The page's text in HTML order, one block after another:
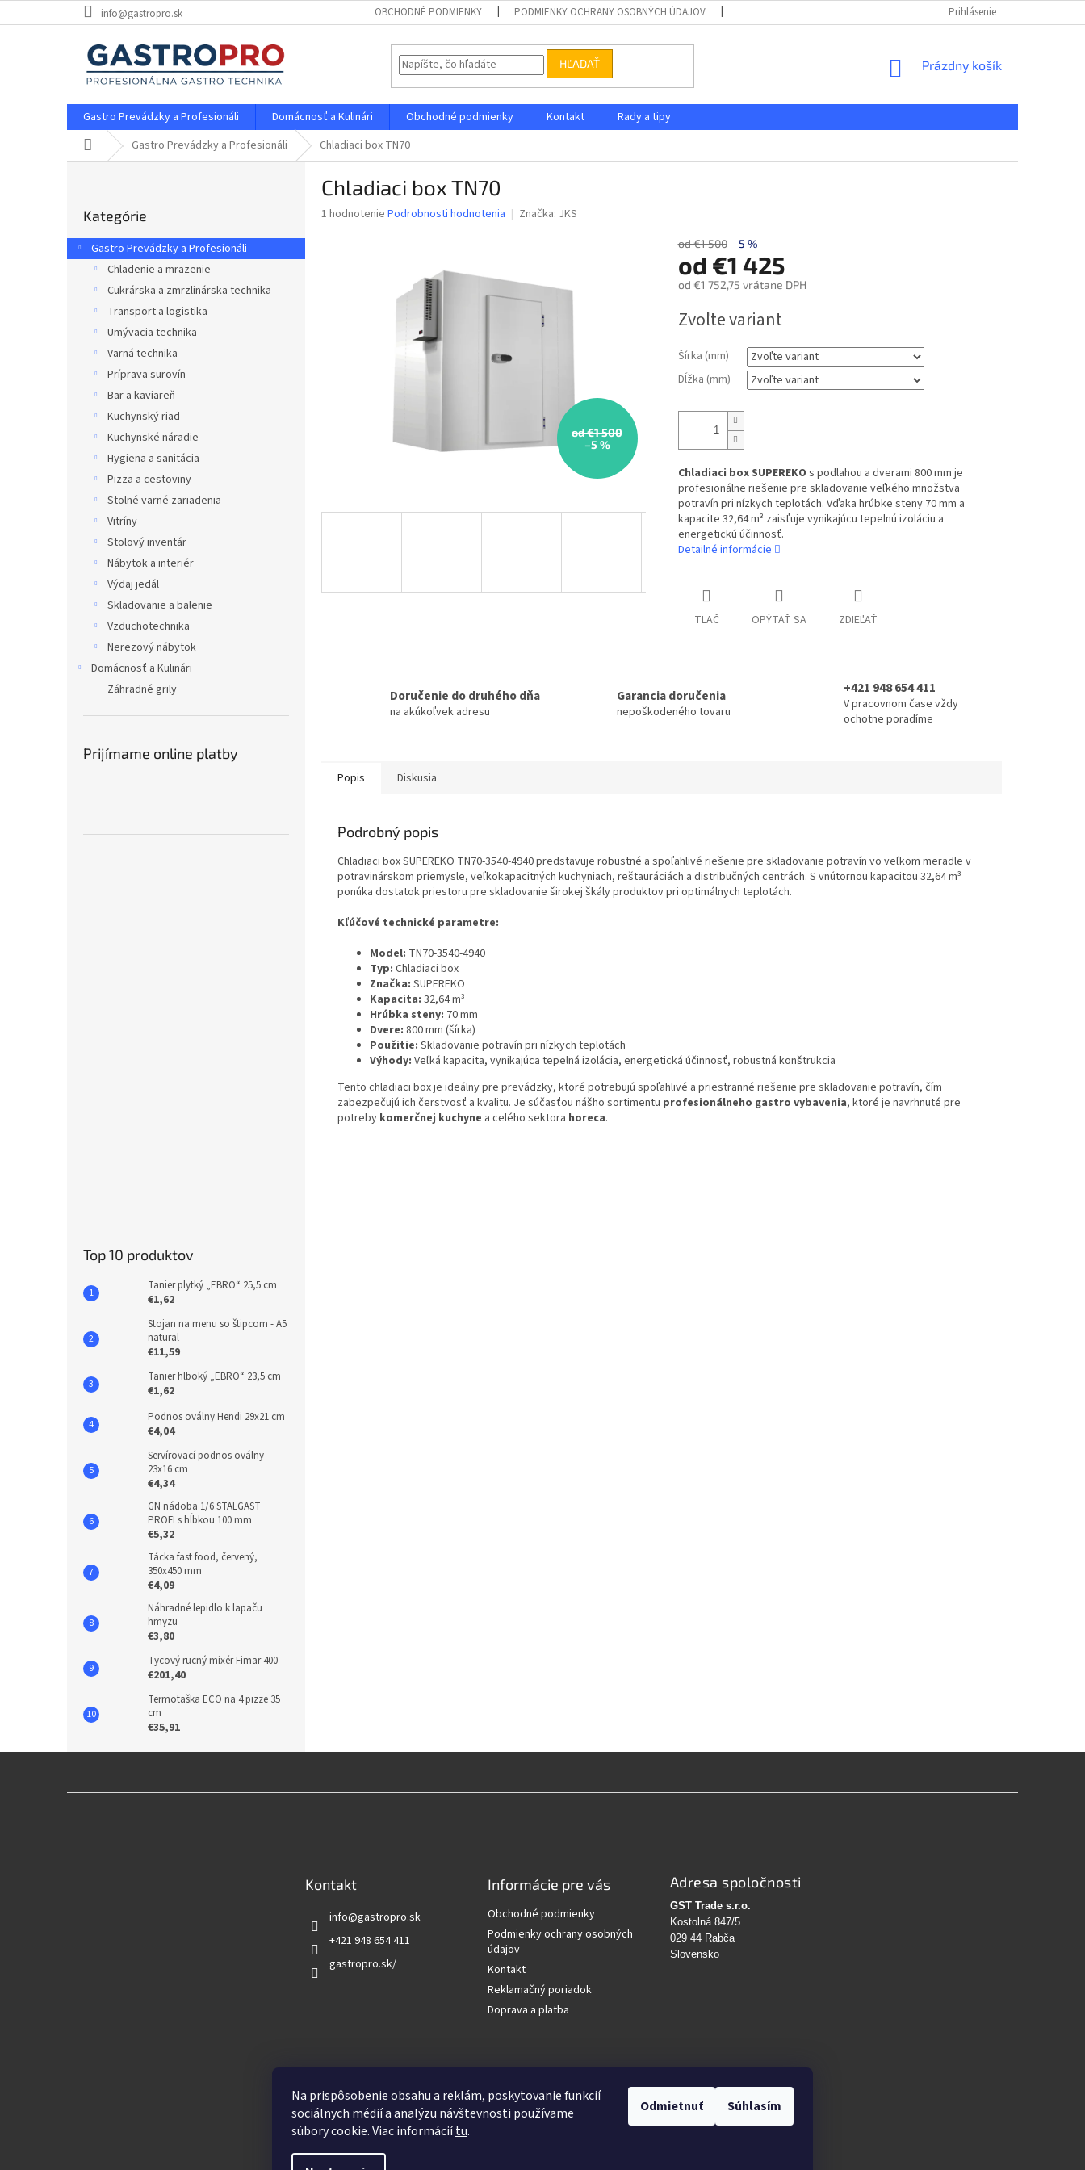
Na prispôsobenie obsahu a reklám, poskytovanie funkcií
sociálnych médií a analýzu návštevnosti používame
súbory cookie. Viac informáciítu.
Odmietnuť Súhlasím
na
info@gastropro.sk OBCHODNÉ PODMIENKY PODMIENKY OCHRANY OSOBNÝCH ÚDAJOV DOPRAVA A PLATBA
Prihlásenie
HĽADAŤ
NÁKUPNÝ
Prázdny košík
Gastro Prevádzky a Profesionáli Domácnosť a Kulinári Obchodné podmienky Kontakt
Rady a tipy
Domov Gastro Prevádzky a Profesionáli Chladiaci box TN70
ý
p
kategórie
Kategórie
Gastro Prevádzky a Profesionáli
Chladenie a mrazenie
Cukrárska a zmrzlinárska technika
Transport a logistika
Umývacia technika
Varná technika
Príprava surovín
Bar a kaviareň
Kuchynský riad
Kuchynské náradie
Hygiena a sanitácia
Pizza a cestoviny
Stolné varné zariadenia
Vitríny
Stolový inventár
Nábytok a interiér
Výdaj jedál
Skladovanie a balenie
Vzduchotechnika
Nerezový nábytok
Domácnosť a Kulinári
Záhradné grily
Prijímame online platby
Top 10 produktov
Tanier plytký „EBRO“ 25,5 cm
€1,62
Stojan na menu so štipcom - A5
natural
€11,59
Tanier hlboký „EBRO“ 23,5 cm
€1,62
Podnos oválny Hendi 29x21 cm
€4,04
Servírovací podnos oválny
23x16 cm
€4,34
GN nádoba 1/6 STALGAST
PROFI s hĺbkou 100 mm
€5,32
Tácka fast food, červený,
350x450 mm
€4,09
Náhradné lepidlo k lapaču
hmyzu
€3,80
Tycový rucný mixér Fimar 400
€201,40
Termotaška ECO na 4 pizze 35
cm
€35,91
Chladiaci box TN70
Priemerné
1 hodnotenie Podrobnosti hodnotenia Značka: JKS
od €1 500
–5 %
od €1 500 –5 %
od €1 425
od €1 752,75 vrátane DPH
cena:
Zvoľte variant
Šírka (mm)
Dĺžka (mm)
Chladiaci box SUPEREKO s podlahou a dverami 800 mm je
profesionálne riešenie pre skladovanie veľkého množstva
potravín pri nízkych teplotách. Vďaka hrúbke steny 70 mm a
kapacite 32,64 m³ zaisťuje vynikajúcu tepelnú izoláciu a
energetickú účinnosť.
Detailné informácie
TLAČ OPÝTAŤ SA ZDIEĽAŤ
Doručenie do druhého dňa
na akúkoľvek adresu
Garancia doručenia
nepoškodeného tovaru
+421 948 654 411
V pracovnom čase vždy
ochotne poradíme
Popis Diskusia
Podrobný popis
Chladiaci box SUPEREKO TN70-3540-4940 predstavuje robustné a spoľahlivé riešenie pre skladovanie potravín vo veľkom meradle v
potravinárskom priemysle, veľkokapacitných kuchyniach, reštauráciách a distribučných centrách. S vnútornou kapacitou 32,64 m³
ponúka dostatok priestoru pre skladovanie širokej škály produktov pri optimálnych teplotách.
Kľúčové technické parametre:
Model: TN70-3540-4940
Typ: Chladiaci box
Značka: SUPEREKO
Kapacita: 32,64 m³
Hrúbka steny: 70 mm
Dvere: 800 mm (šírka)
Použitie: Skladovanie potravín pri nízkych teplotách
Výhody: Veľká kapacita, vynikajúca tepelná izolácia, energetická účinnosť, robustná konštrukcia
Tento chladiaci box je ideálny pre prevádzky, ktoré potrebujú spoľahlivé a priestranné riešenie pre skladovanie potravín, čím
zabezpečujú ich čerstvosť a kvalitu. Je súčasťou nášho sortimentu profesionálneho gastro vybavenia, ktoré je navrhnuté pre
potreby komerčnej kuchyne a celého sektora horeca.
Kontakt
info@gastropro.sk
+421 948 654 411
gastropro.sk/
Informácie pre vás
Obchodné podmienky
Podmienky ochrany osobných
údajov
Kontakt
Reklamačný poriadok
Doprava a platba
Adresa spoločnosti
GST Trade s.r.o.
Kostolná 847/5
029 44 Rabča
Slovensko
HĽADAŤ